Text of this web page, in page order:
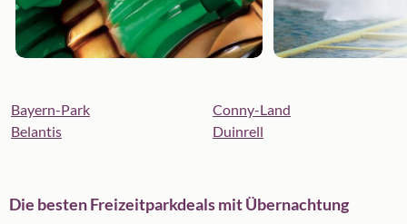
Bayern-Park
Belantis
Conny-Land
Duinrell
Die besten Freizeitparkdeals mit Übernachtung